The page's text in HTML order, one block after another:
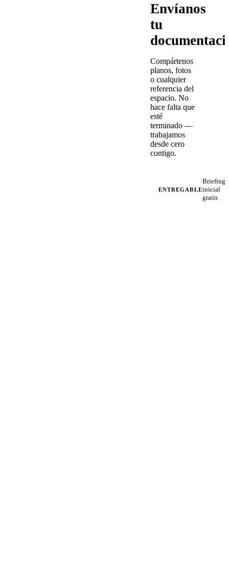
Envíanos
tu
Compártenos
planos, fotos
o cualquier
referencia del
espacio. No
hace falta que
esté
terminado —
trabajamos
desde cero
contigo.
ENTREGABLE
Briefing
inicial
gratis